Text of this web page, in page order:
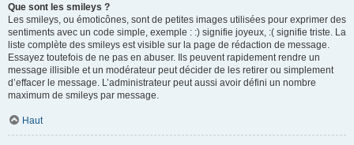
Que sont les smileys ?
Les smileys, ou émoticônes, sont de petites images utilisées pour exprimer des
sentiments avec un code simple, exemple : :) signifie joyeux, :( signifie triste. La
liste complète des smileys est visible sur la page de rédaction de message.
Essayez toutefois de ne pas en abuser. Ils peuvent rapidement rendre un
message illisible et un modérateur peut décider de les retirer ou simplement
d’effacer le message. L’administrateur peut aussi avoir défini un nombre
maximum de smileys par message.
Haut